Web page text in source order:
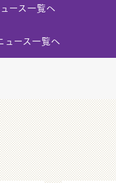
ース一覧へ
ュース一覧へ